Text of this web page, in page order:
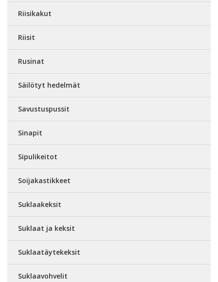
Riisikakut
Riisit
Rusinat
Säilötyt hedelmät
Savustuspussit
Sinapit
Sipulikeitot
Soijakastikkeet
Suklaakeksit
Suklaat ja keksit
Suklaatäytekeksit
Suklaavohvelit